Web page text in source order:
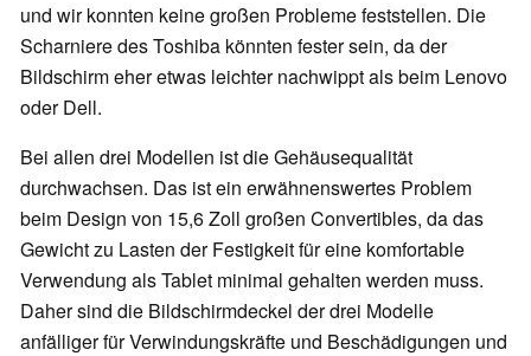
und wir konnten keine großen Probleme feststellen. Die
Scharniere des Toshiba könnten fester sein, da der
Bildschirm eher etwas leichter nachwippt als beim Lenovo
oder Dell.
Bei allen drei Modellen ist die Gehäusequalität
durchwachsen. Das ist ein erwähnenswertes Problem
beim Design von 15,6 Zoll großen Convertibles, da das
Gewicht zu Lasten der Festigkeit für eine komfortable
Verwendung als Tablet minimal gehalten werden muss.
Daher sind die Bildschirmdeckel der drei Modelle
anfälliger für Verwindungskräfte und Beschädigungen und